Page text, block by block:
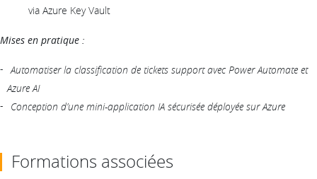
via Azure Key Vault
Mises en pratique :
Automatiser la classification de tickets support avec Power Automate et
Azure AI
Conception d’une mini-application IA sécurisée déployée sur Azure
Formations associées